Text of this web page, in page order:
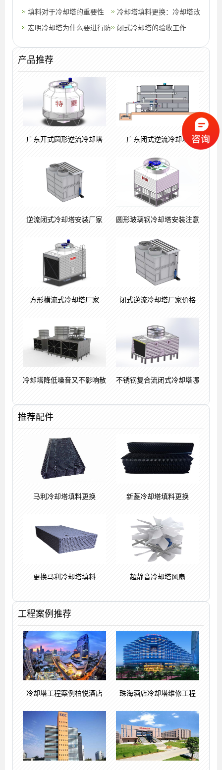
(冷却塔噪声治理方案) 用寿命？
填料对于冷却塔的重要性
冷却塔填料更换：冷却塔改
造安裝常见问题(更换冷却
宏明冷却塔为什么要进行防
闭式冷却塔的验收工作
产品推荐
广东开式圆形逆流冷却塔 广东闭式逆流冷却塔
逆流闭式冷却塔安装厂家 圆形玻璃钢冷却塔安装注意
方形横流式冷却塔厂家 闭式逆流冷却塔厂家价格
冷却塔降低噪音又不影响散 不锈钢复合流闭式冷却塔哪
推荐配件
马利冷却塔填料更换 新菱冷却塔填料更换
更换马利冷却塔填料 超静音冷却塔风扇
工程案例推荐
冷却塔工程案例柏悦酒店 珠海酒店冷却塔维修工程